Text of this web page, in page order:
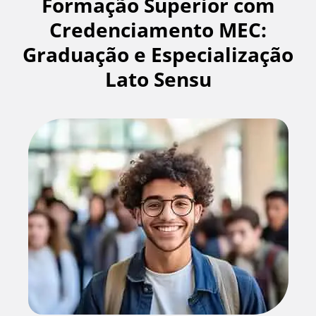
Credenciamento MEC:
Graduação e Especialização
Lato Sensu